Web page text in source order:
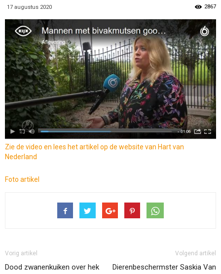
17 augustus 2020 2867
Zie de video en lees het artikel op de website van Hart van
Nederland
Foto artikel
Vorig artikel
Dood zwanenkuiken over hek
Volgend artikel
Dierenbeschermster Saskia Van